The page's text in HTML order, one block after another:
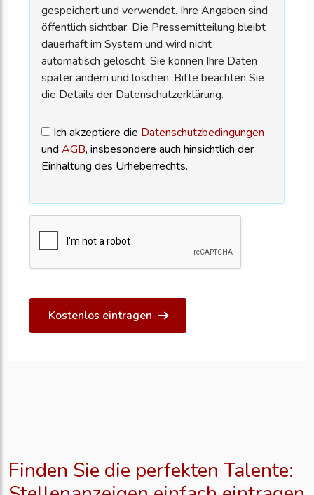
gespeichert und verwendet. Ihre Angaben sind
öffentlich sichtbar. Die Pressemitteilung bleibt
dauerhaft im System und wird nicht
automatisch gelöscht. Sie können Ihre Daten
später ändern und löschen. Bitte beachten Sie
die Details der Datenschutzerklärung.
Ich akzeptiere die Datenschutzbedingungen
und AGB, insbesondere auch hinsichtlich der
Einhaltung des Urheberrechts.
Kostenlos eintragen
Finden Sie die perfekten Talente: